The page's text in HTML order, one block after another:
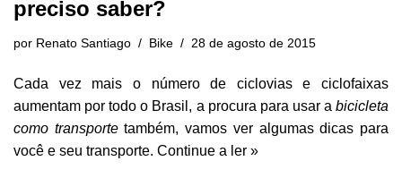
preciso saber?
por Renato Santiago Bike 28 de agosto de 2015
Cada vez mais o número de ciclovias e ciclofaixas
aumentam por todo o Brasil, a procura para usar a bicicleta
como transportetambém, vamos ver algumas dicas para
você e seu transporte. Continue a ler »